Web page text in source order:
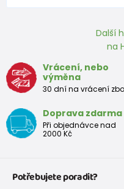
Další
na
Vrácení, nebo
výměna
30 dní na vrácení
Doprava zdarma
Při objednávce nad
2000 Kč
Potřebujete poradit?